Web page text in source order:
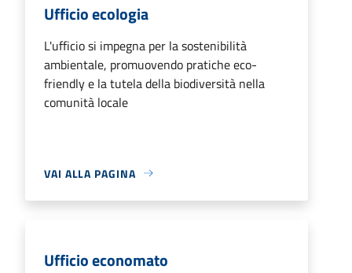
Ufficio ecologia
L'ufficio si impegna per la sostenibilità
ambientale, promuovendo pratiche eco-
friendly e la tutela della biodiversità nella
comunità locale
VAI ALLA PAGINA
Ufficio economato